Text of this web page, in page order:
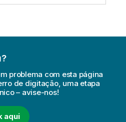
problema com esta página
de digitação, uma etapa
– avise-nos!
aqui